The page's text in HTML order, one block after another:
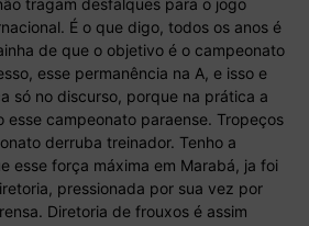
É o que digo, todos os anos é
de que o objetivo é o campeonato
esse permanência na A, e isso e
só no discurso, porque na prática a
esse campeonato paraense. Tropeços
derruba treinador. Tenho a
esse força máxima em Marabá, ja foi
pressionada por sua vez por
Diretoria de frouxos é assim